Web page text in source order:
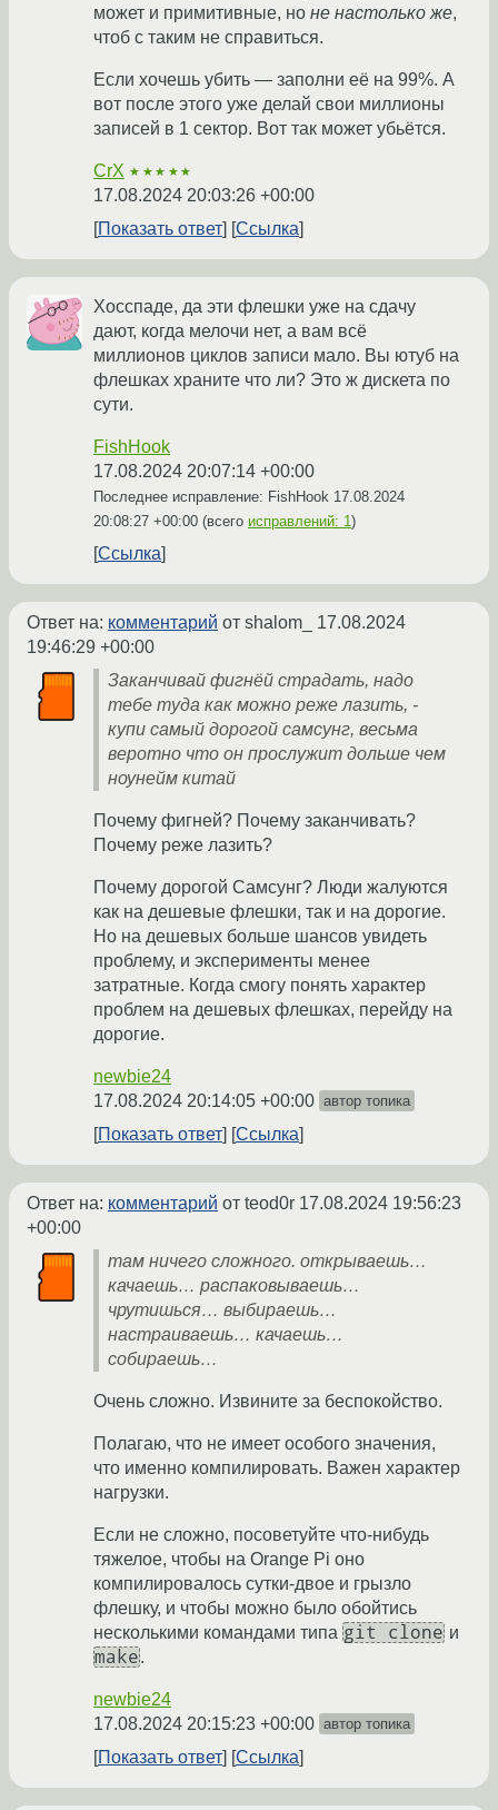
может и примитивные, но не настолько же,
чтоб с таким не справиться.
Если хочешь убить — заполни её на 99%. А
вот после этого уже делай свои миллионы
записей в 1 сектор. Вот так может убьётся.
CrX ★★★★★
17.08.2024 20:03:26 +00:00
Показать ответ
Ссылка
Хосспаде, да эти флешки уже на сдачу
дают, когда мелочи нет, а вам всё
миллионов циклов записи мало. Вы ютуб на
флешках храните что ли? Это ж дискета по
сути.
FishHook
17.08.2024 20:07:14 +00:00
Последнее исправление: FishHook 17.08.2024
20:08:27 +00:00 (всего исправлений: 1)
Ссылка
Ответ на: комментарий от shalom_ 17.08.2024
19:46:29 +00:00
Заканчивай фигнёй страдать, надо
тебе туда как можно реже лазить, -
купи самый дорогой самсунг, весьма
веротно что он прослужит дольше чем
ноунейм китай
Почему фигней? Почему заканчивать?
Почему реже лазить?
Почему дорогой Самсунг? Люди жалуются
как на дешевые флешки, так и на дорогие.
Но на дешевых больше шансов увидеть
проблему, и эксперименты менее
затратные. Когда смогу понять характер
проблем на дешевых флешках, перейду на
дорогие.
newbie24
17.08.2024 20:14:05 +00:00 автор топика
Показать ответ Ссылка
Ответ на: комментарий от teod0r 17.08.2024 19:56:23
+00:00
там ничего сложного. открываешь…
качаешь… распаковываешь…
чрутишься… выбираешь…
настраиваешь… качаешь…
собираешь…
Очень сложно. Извините за беспокойство.
Полагаю, что не имеет особого значения,
что именно компилировать. Важен характер
нагрузки.
Если не сложно, посоветуйте что-нибудь
тяжелое, чтобы на Orange Pi оно
компилировалось сутки-двое и грызло
флешку, и чтобы можно было обойтись
несколькими командами типа git clone и
make.
newbie24
17.08.2024 20:15:23 +00:00 автор топика
Показать ответ Ссылка